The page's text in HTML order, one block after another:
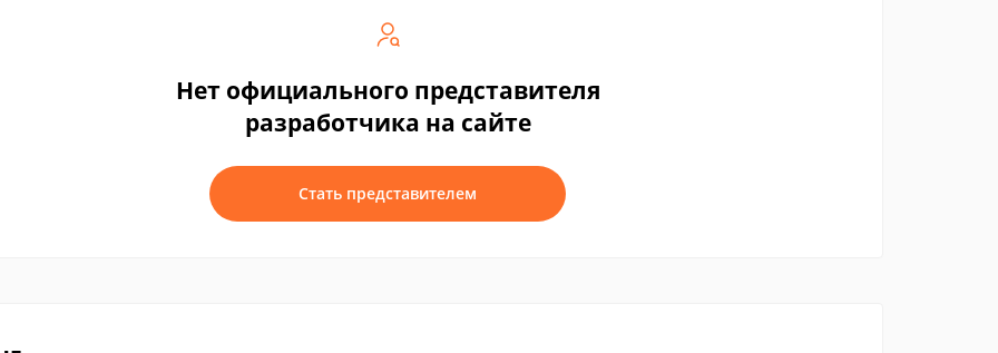
Нет официального представителя
разработчика на сайте
Стать представителем